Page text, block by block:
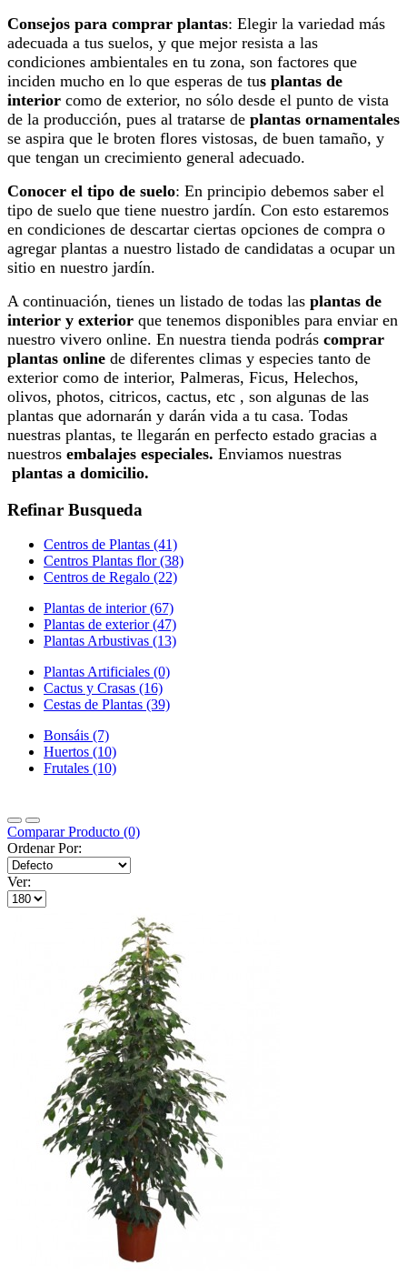
Consejos para comprar plantas: Elegir la variedad más
adecuada a tus suelos, y que mejor resista a las
condiciones ambientales en tu zona, son factores que
inciden mucho en lo que esperas de tus plantas de
interior como de exterior, no sólo desde el punto de vista
de la producción, pues al tratarse de plantas ornamentales
se aspira que le broten flores vistosas, de buen tamaño, y
que tengan un crecimiento general adecuado.
Conocer el tipo de suelo: En principio debemos saber el
tipo de suelo que tiene nuestro jardín. Con esto estaremos
en condiciones de descartar ciertas opciones de compra o
agregar plantas a nuestro listado de candidatas a ocupar un
sitio en nuestro jardín.
A continuación, tienes un listado de todas las plantas de
interior y exterior que tenemos disponibles para enviar en
nuestro vivero online. En nuestra tienda podrás comprar
plantas online de diferentes climas y especies tanto de
exterior como de interior, Palmeras, Ficus, Helechos,
olivos, photos, citricos, cactus, etc , son algunas de las
plantas que adornarán y darán vida a tu casa. Todas
nuestras plantas, te llegarán en perfecto estado gracias a
nuestros embalajes especiales. Enviamos nuestras
plantas a domicilio.
Refinar Busqueda
Centros de Plantas (41)
Centros Plantas flor (38)
Centros de Regalo (22)
Plantas de interior (67)
Plantas de exterior (47)
Plantas Arbustivas (13)
Plantas Artificiales (0)
Cactus y Crasas (16)
Cestas de Plantas (39)
Bonsáis (7)
Huertos (10)
Frutales (10)
Comparar Producto (0)
Ordenar Por:
Ver: